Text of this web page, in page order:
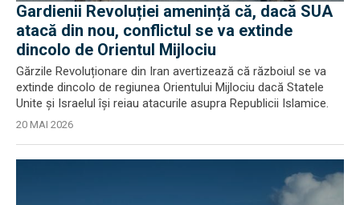
Gardienii Revoluției amenință că, dacă SUA
atacă din nou, conflictul se va extinde
dincolo de Orientul Mijlociu
Gărzile Revoluționare din Iran avertizează că războiul se va
extinde dincolo de regiunea Orientului Mijlociu dacă Statele
Unite și Israelul își reiau atacurile asupra Republicii Islamice.
20 MAI 2026